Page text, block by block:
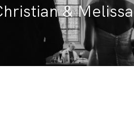
& Melissa